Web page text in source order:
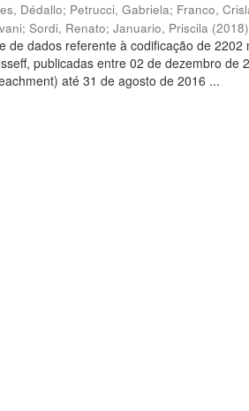
Dédallo; Petrucci, Gabriela; Franco,
;Sordi, Renato;Januario, Priscila (2018)
de dados referente à codificação de
publicadas entre 02 de dezembro
até 31 de agosto de 2016 ...